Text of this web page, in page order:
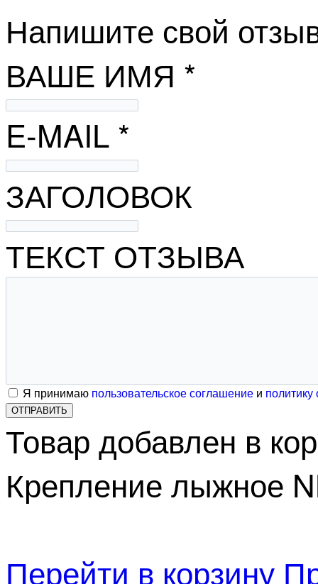
Напишите свой
ВАШЕ ИМЯ *
E-MAIL *
ЗАГОЛОВОК
ТЕКСТ ОТЗЫВА
Я принимаю пользовательское соглашение и
ОТПРАВИТЬ
Товар добавлен в
Крепление лыжное
Перейти в корзину